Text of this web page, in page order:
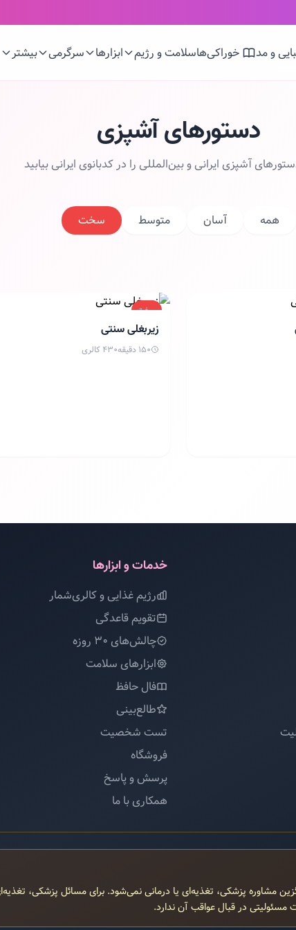
و مد خوراکی‌هاسلامت و رژیم ابزارها سرگرمی بیشتر
دستورهای آشپزی
آشپزی ایرانی و بین‌المللی را در کدبانوی ایرانی بیابید
همه آسان متوسط سخت
سخت
زیربغلی سنتی
150 دقیقه 430 کالری
خدمات و ابزارها
رژیم غذایی و کالری‌شمار
تقویم قاعدگی
چالش‌های 30 روزه
ابزارهای سلامت
فال حافظ
طالع‌بینی
تست شخصیت
فروشگاه
پرسش و پاسخ
همکاری با ما
مشاوره پزشکی، تغذیه‌ای یا درمانی نمی‌شود. برای مسائل پزشکی،
در قبال عواقب آن ندارد.